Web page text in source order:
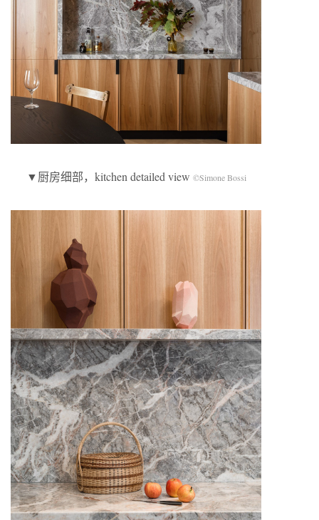
▼厨房细部，kitchen detailed view ©Simone Bossi